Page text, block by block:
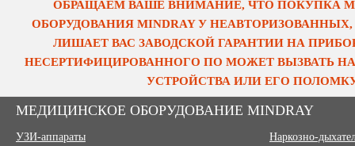
ОБРАЩАЕМ ВАШЕ ВНИМАНИЕ, ЧТО ПОКУПКА
ОБОРУДОВАНИЯ MINDRAY У
ЛИШАЕТ ВАС ЗАВОДСКОЙ ГАРАНТИИ НА
НЕСЕРТИФИЦИРОВАННОГО ПО МОЖЕТ ВЫЗВАТЬ
УСТРОЙСТВА ИЛИ ЕГО
МЕДИЦИНСКОЕ ОБОРУДОВАНИЕ MINDRAY
УЗИ-аппараты
Наркозно-